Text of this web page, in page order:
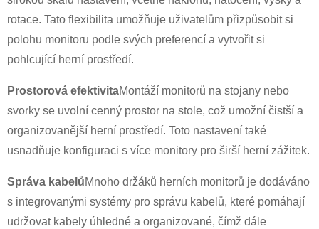
rotace. Tato flexibilita umožňuje uživatelům přizpůsobit si
polohu monitoru podle svých preferencí a vytvořit si
pohlcující herní prostředí.
Prostorová efektivitaMontáží monitorů na stojany nebo
svorky se uvolní cenný prostor na stole, což umožní čistší a
organizovanější herní prostředí. Toto nastavení také
usnadňuje konfiguraci s více monitory pro širší herní zážitek.
Správa kabelůMnoho držáků herních monitorů je dodáváno
s integrovanými systémy pro správu kabelů, které pomáhají
udržovat kabely úhledné a organizované, čímž dále